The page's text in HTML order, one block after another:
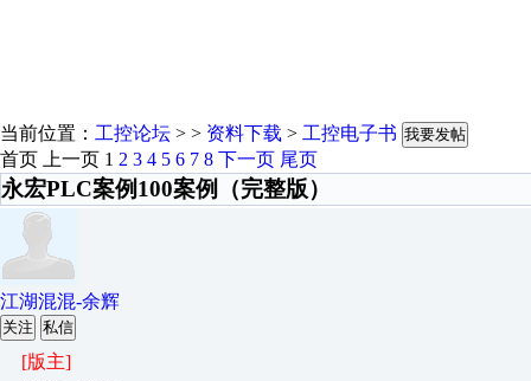
当前位置： 工控论坛 > > 资料下载 > 工控电子书 我要发帖
首页 上一页 1 2 3 4 5 6 7 8 下一页 尾页
永宏PLC案例100案例（完整版）
江湖混混-余辉
关注 私信
[版主]